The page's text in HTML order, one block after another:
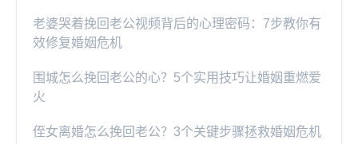
老婆哭着挽回老公视频背后的心理密码：7步教你有
效修复婚姻危机
围城怎么挽回老公的心？5个实用技巧让婚姻重燃爱
火
侄女离婚怎么挽回老公？3个关键步骤拯救婚姻危机